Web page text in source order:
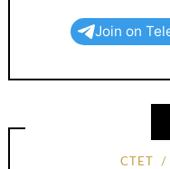
Join on
CTET